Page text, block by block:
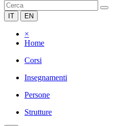
IT EN
×
Home
Corsi
Insegnamenti
Persone
Strutture